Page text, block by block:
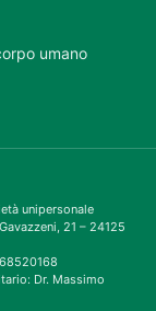
umano
unipersonale
21 – 24125
Dr. Massimo